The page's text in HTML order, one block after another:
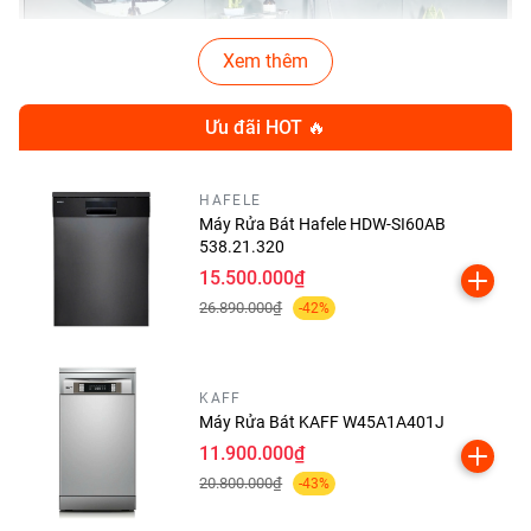
✨ Trọn Bộ Combo Nhà Tắm
CB28 Gồm 10 Món Cao Cấp:
1️⃣Bồn cầu liền khối Nano
Platinum LK128
Công nghệ xả xoáy TD – Xả mạnh, sạch sâu, tiết
kiệm nước đến 30%
Xem thêm
Ưu đãi HOT 🔥
HAFELE
Máy Rửa Bát Hafele HDW-SI60AB
538.21.320
15.500.000₫
26.890.000₫ -42%
KAFF
Máy Rửa Bát KAFF W45A1A401J
11.900.000₫
20.800.000₫ -43%